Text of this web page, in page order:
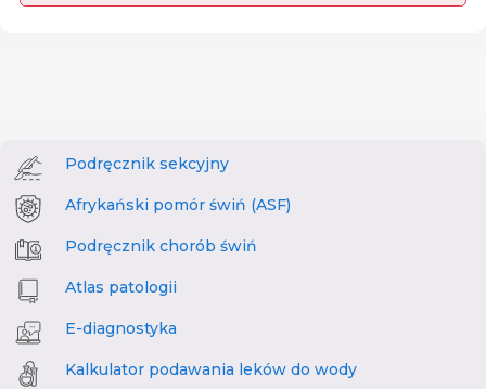
Podręcznik sekcyjny
Afrykański pomór świń (ASF)
Podręcznik chorób świń
Atlas patologii
E-diagnostyka
Kalkulator podawania leków do wody